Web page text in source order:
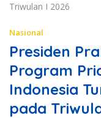
Triwulan I 2026
Nasional
Presiden
Program
Indonesia
pada